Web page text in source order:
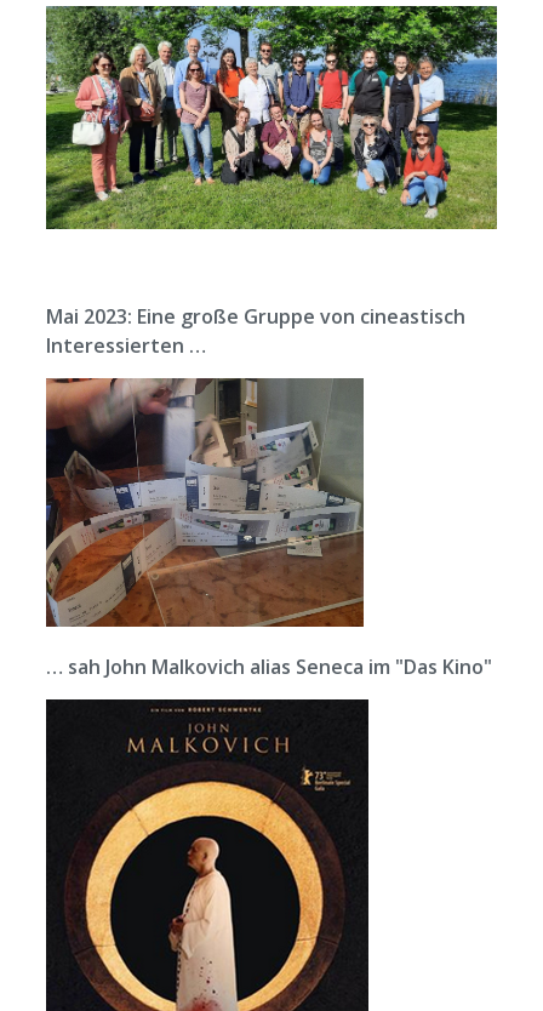
Mai 2023: Eine große Gruppe von cineastisch
Interessierten …
… sah John Malkovich alias Seneca im "Das Kino"